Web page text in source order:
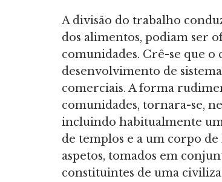
A divisão do trabalho
dos alimentos, podiam ser
comunidades. Crê-se que
desenvolvimento de
comerciais. A forma
comunidades, tornara-se,
incluindo habitualmente
de templos e a um corpo de
aspetos, tomados em
constituintes de uma